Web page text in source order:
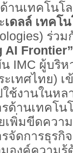
นเทคโนโ
เดลล์ เทคโ
ร่ว
AI Frontier”
IMC ผู้บริห
เทศไทย)
ช้งานในหล
านเทคโน
พิ่มขีดควา
จัดการธุรกิจ
ค์ความรู้ด้